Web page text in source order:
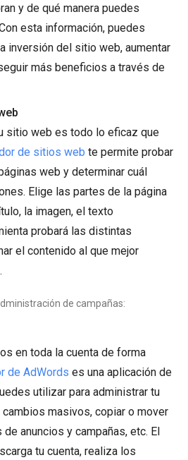
y de qué manera puedes
esta información, puedes
inversión del sitio web, aumentar
más beneficios a través de
sitio web es todo lo eficaz que
de sitios web te permite probar
web y determinar cuál
Elige las partes de la página
la imagen, el texto
probará las distintas
el contenido al que mejor
de campañas:
en toda la cuenta de forma
de AdWords es una aplicación de
utilizar para administrar tu
masivos, copiar o mover
anuncios y campañas, etc. El
tu cuenta, realiza los